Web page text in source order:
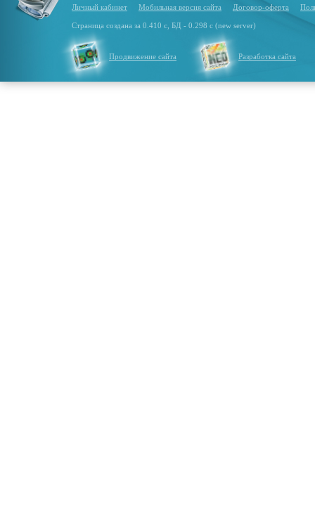
Личный кабинет Мобильная версия сайта Договор-оферта
Страница создана за 0.410 с, БД - 0.298 с (new server)
Продвижение сайта Разработка сайта